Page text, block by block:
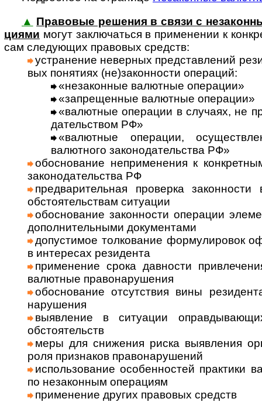
▲ Правовые решения в связи с
циями могут заклю­ча­ться в при­мене­нии к
сам сле­дую­щих пра­во­вых средств:
уст­ра­не­ние невер­ных пред­став­ле­ний
вых поня­тиях (не)за­кон­но­сти опе­ра­ций:
«неза­кон­ные валют­ные опе­ра­ции»
«запре­щен­ные валют­ные опе­ра­ции»
«валют­ные опе­ра­ции в слу­чаях, не
да­тель­ст­вом РФ»
«валют­ные опе­ра­ции,
валют­ного зако­но­да­тель­ства РФ»
обосно­ва­ние непри­мене­ния к
законо­да­тель­ства РФ
пред­ва­ритель­ная про­верка
обсто­я­тель­ст­вам ситу­ации
обосно­вание закон­ности опера­ции
допол­нитель­ными доку­мен­тами
допус­тимое толко­вание формули­ровок
в инте­ресах рези­дента
приме­нение срока дав­ности
валют­ные право­нару­шения
обосно­вание отсут­ствия вины
нару­шения
выяв­ление в ситу­ации
обсто­ятельств
меры для сниже­ния риска выяв­ления
роля при­зна­ков право­нару­шений
исполь­зова­ние особен­ностей прак­тики
по неза­кон­ным опе­ра­циям
при­менение других пра­во­вых средств